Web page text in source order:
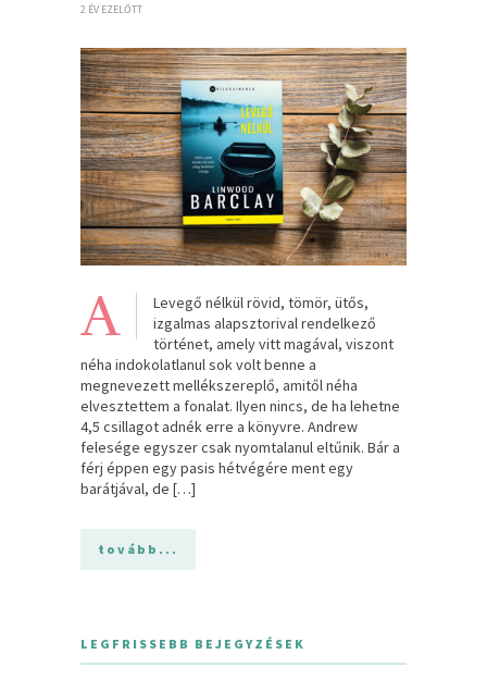
2 ÉV EZELŐTT
A
Levegő nélkül rövid, tömör, ütős,
izgalmas alapsztorival rendelkező
történet, amely vitt magával, viszont
néha indokolatlanul sok volt benne a
megnevezett mellékszereplő, amitől néha
elvesztettem a fonalat. Ilyen nincs, de ha lehetne
4,5 csillagot adnék erre a könyvre. Andrew
felesége egyszer csak nyomtalanul eltűnik. Bár a
férj éppen egy pasis hétvégére ment egy
barátjával, de […]
tovább...
LEGFRISSEBB BEJEGYZÉSEK